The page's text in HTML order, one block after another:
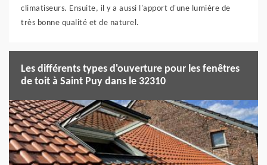
climatiseurs. Ensuite, il y a aussi l'apport d'une lumière de
très bonne qualité et de naturel.
Les différents types d'ouverture pour les fenêtres
de toit à Saint Puy dans le 32310